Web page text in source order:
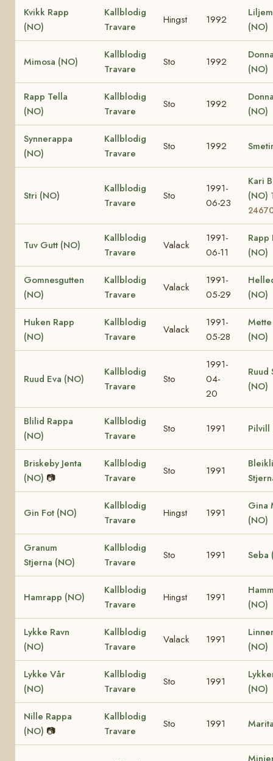
Kvikk Rapp
(NO)
Kallblodig
Travare
Hingst 1992
(NO)
Mimosa (NO)
Kallblodig
Travare
Sto 1992
(NO)
Rapp Tella
(NO)
Kallblodig
Travare
Sto 1992
(NO)
Synnerappa
(NO)
Kallblodig
Travare
Sto 1992
Stri (NO)
Kallblodig
Travare
Sto
1991-
06-23
Kari
(NO)
Tuv Gutt (NO)
Kallblodig
Travare
Valack
1991-
06-11
Rapp
(NO)
Gomnesgutten
(NO)
Kallblodig
Travare
Valack
1991-
05-29
(NO)
Huken Rapp
(NO)
Kallblodig
Travare
Valack
1991-
05-28
(NO)
Ruud Eva (NO)
Kallblodig
Travare
Sto
1991-
04-
20
Ruud
(NO)
Blilid Rappa
(NO)
Kallblodig
Travare
Sto 1991 Pilvill
Briskeby Jenta
(NO) 📷
Kallblodig
Travare
Sto 1991
Bleikli
Gin Fot (NO)
Kallblodig
Travare
Hingst 1991
Gina
(NO)
Granum
Stjerna (NO)
Kallblodig
Travare
Sto 1991 Seba
Hamrapp (NO)
Kallblodig
Travare
Hingst 1991
(NO)
Lykke Ravn
(NO)
Kallblodig
Travare
Valack 1991
(NO)
Lykke Vår
(NO)
Kallblodig
Travare
Sto 1991
(NO)
Nille Rappa
(NO) 📷
Kallblodig
Travare
Sto 1991